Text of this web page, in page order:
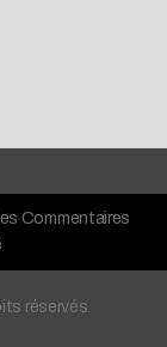
Commentaires
réservés.